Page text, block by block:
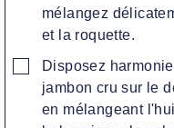
mélangez
et la roquette.
▢
Disposez
jambon cru sur le
en mélangeant